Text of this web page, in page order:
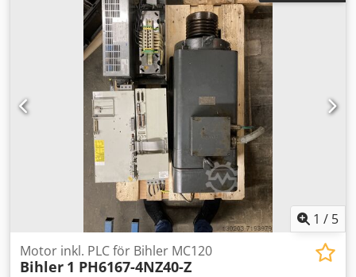
1 / 5
Motor inkl. PLC för Bihler MC120
Bihler 1 PH6167-4NZ40-Z